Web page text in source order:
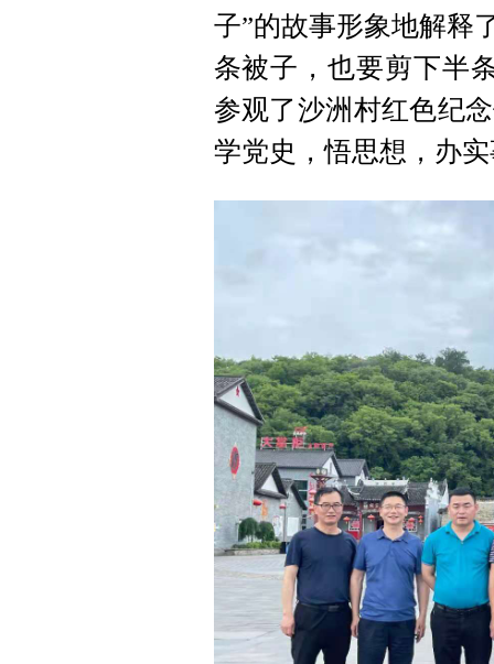
子”的故事形象地解释
条被子，也要剪下半
参观了沙洲村红色纪
学党史，悟思想，办